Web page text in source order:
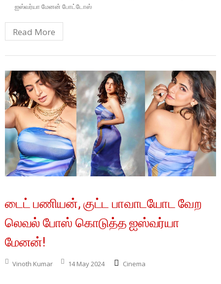
ஐஸ்வர்யா மேனன் போட்டோஸ்
Read More
டைட் பணியன், குட்ட பாவாடயோட வேற
லெவல் போஸ் கொடுத்த ஐஸ்வர்யா
மேனன்!
Vinoth Kumar 14 May 2024 Cinema